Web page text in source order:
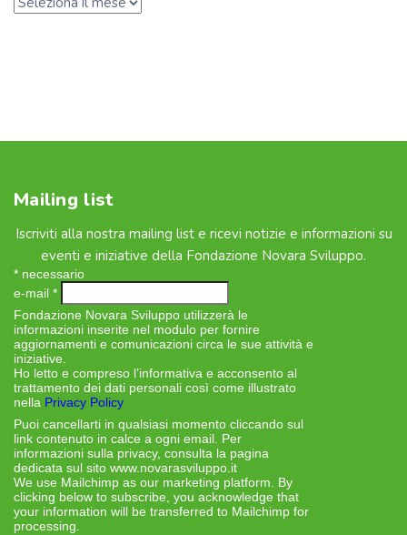
Mailing list
Iscriviti alla nostra mailing list e ricevi notizie e informazioni su
eventi e iniziative della Fondazione Novara Sviluppo.
* necessario
e-mail *
Fondazione Novara Sviluppo utilizzerà le
informazioni inserite nel modulo per fornire
aggiornamenti e comunicazioni circa le sue attività e
iniziative.
Ho letto e compreso l’informativa e acconsento al
trattamento dei dati personali così come illustrato
nella Privacy Policy
Puoi cancellarti in qualsiasi momento cliccando sul
link contenuto in calce a ogni email. Per
informazioni sulla privacy, consulta la pagina
dedicata sul sito www.novarasviluppo.it
We use Mailchimp as our marketing platform. By
clicking below to subscribe, you acknowledge that
your information will be transferred to Mailchimp for
processing.